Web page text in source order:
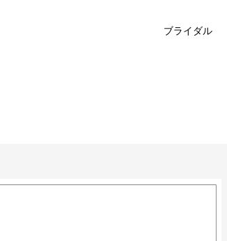
ブライダル